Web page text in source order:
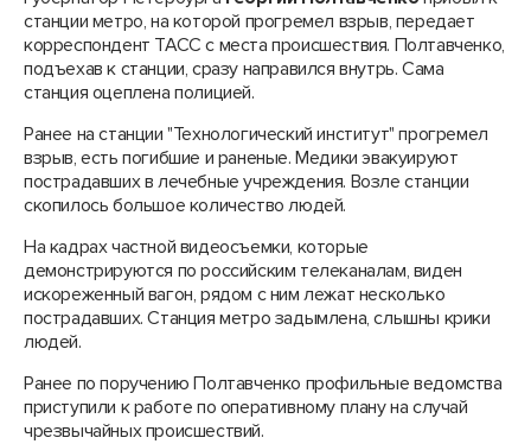
станции метро, на которой прогремел взрыв, передает
корреспондент ТАСС с места происшествия. Полтавченко,
подъехав к станции, сразу направился внутрь. Сама
станция оцеплена полицией.
Ранее на станции "Технологический институт" прогремел
взрыв, есть погибшие и раненые. Медики эвакуируют
пострадавших в лечебные учреждения. Возле станции
скопилось большое количество людей.
На кадрах частной видеосъемки, которые
демонстрируются по российским телеканалам, виден
искореженный вагон, рядом с ним лежат несколько
пострадавших. Станция метро задымлена, слышны крики
людей.
Ранее по поручению Полтавченко профильные ведомства
приступили к работе по оперативному плану на случай
чрезвычайных происшествий.